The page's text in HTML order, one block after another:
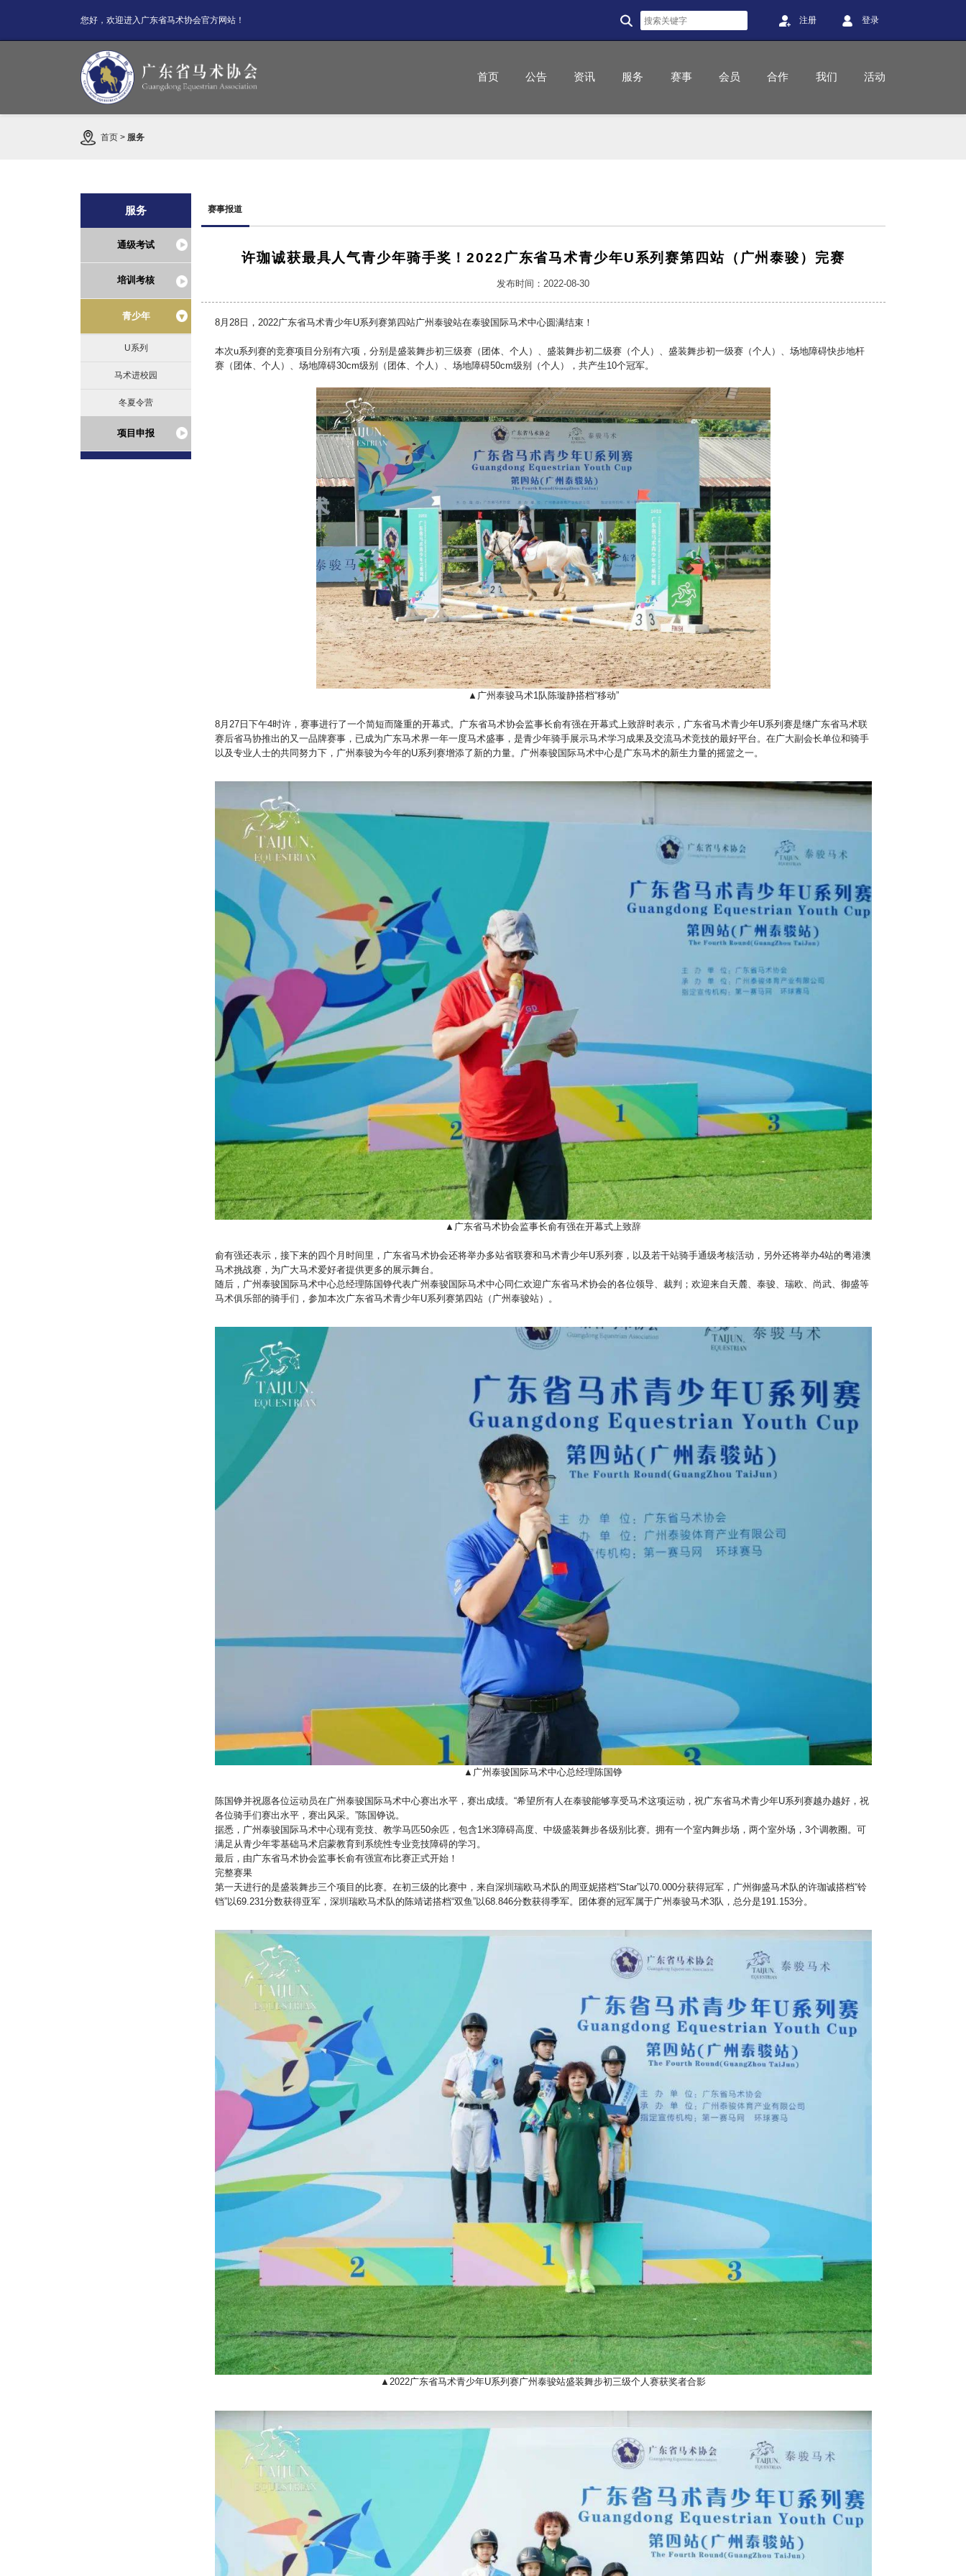
您好，欢迎进入广东省马术协会官方网站！ 注册 登录
首页 公告 资讯 服务 赛事 会员 合作 我们 活动
首页 > 服务
服务
通级考试
培训考核
青少年
U系列
马术进校园
冬夏令营
项目申报
赛事报道
许珈诚获最具人气青少年骑手奖！2022广东省马术青少年U系列赛第四站（广州泰骏）完赛
发布时间：2022-08-30
8月28日，2022广东省马术青少年U系列赛第四站广州泰骏站在泰骏国际马术中心圆满结束！
本次u系列赛的竞赛项目分别有六项，分别是盛装舞步初三级赛（团体、个人）、盛装舞步初二级赛（个人）、盛装舞步初一级赛（个人）、场地障碍快步地杆
赛（团体、个人）、场地障碍30cm级别（团体、个人）、场地障碍50cm级别（个人），共产生10个冠军。
▲广州泰骏马术1队陈璇静搭档“移动”
8月27日下午4时许，赛事进行了一个简短而隆重的开幕式。广东省马术协会监事长俞有强在开幕式上致辞时表示，广东省马术青少年U系列赛是继广东省马术联
赛后省马协推出的又一品牌赛事，已成为广东马术界一年一度马术盛事，是青少年骑手展示马术学习成果及交流马术竞技的最好平台。在广大副会长单位和骑手
以及专业人士的共同努力下，广州泰骏为今年的U系列赛增添了新的力量。广州泰骏国际马术中心是广东马术的新生力量的摇篮之一。
▲广东省马术协会监事长俞有强在开幕式上致辞
俞有强还表示，接下来的四个月时间里，广东省马术协会还将举办多站省联赛和马术青少年U系列赛，以及若干站骑手通级考核活动，另外还将举办4站的粤港澳
马术挑战赛，为广大马术爱好者提供更多的展示舞台。
随后，广州泰骏国际马术中心总经理陈国铮代表广州泰骏国际马术中心同仁欢迎广东省马术协会的各位领导、裁判；欢迎来自天麓、泰骏、瑞欧、尚武、御盛等
马术俱乐部的骑手们，参加本次广东省马术青少年U系列赛第四站（广州泰骏站）。
▲广州泰骏国际马术中心总经理陈国铮
陈国铮并祝愿各位运动员在广州泰骏国际马术中心赛出水平，赛出成绩。“希望所有人在泰骏能够享受马术这项运动，祝广东省马术青少年U系列赛越办越好，祝
各位骑手们赛出水平，赛出风采。”陈国铮说。
据悉，广州泰骏国际马术中心现有竞技、教学马匹50余匹，包含1米3障碍高度、中级盛装舞步各级别比赛。拥有一个室内舞步场，两个室外场，3个调教圈。可
满足从青少年零基础马术启蒙教育到系统性专业竞技障碍的学习。
最后，由广东省马术协会监事长俞有强宣布比赛正式开始！
完整赛果
第一天进行的是盛装舞步三个项目的比赛。在初三级的比赛中，来自深圳瑞欧马术队的周亚妮搭档“Star”以70.000分获得冠军，广州御盛马术队的许珈诚搭档“铃
铛”以69.231分数获得亚军，深圳瑞欧马术队的陈靖诺搭档“双鱼”以68.846分数获得季军。团体赛的冠军属于广州泰骏马术3队，总分是191.153分。
▲2022广东省马术青少年U系列赛广州泰骏站盛装舞步初三级个人赛获奖者合影